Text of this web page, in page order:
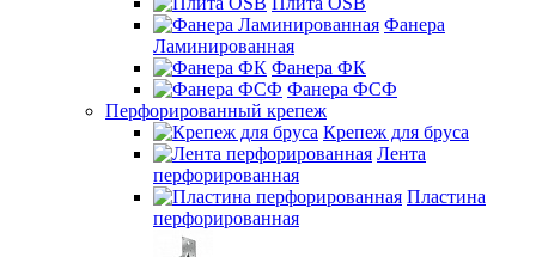
Фанера
Ламинированная
Фанера ФК
Фанера ФСФ
Перфорированный крепеж
Крепеж для бруса
Лента
перфорированная
Пластина
перфорированная